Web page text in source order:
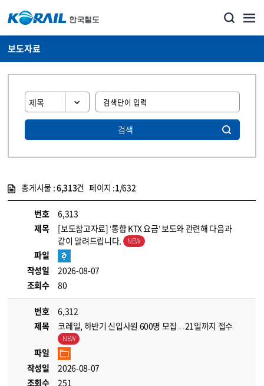
보도자료
검색
총게시물 :6,313건 페이지 :1/632
번호
6,313
제목
[보도참고자료] ‘통합 KTX 요금’ 보도와 관련해 다음과
같이 알려드립니다.
파일
작성일
2026-08-07
조회수
80
번호
6,312
제목
코레일, 하반기 신입사원 600명 모집…21일까지 접수
파일
작성일
2026-08-07
조회수
251